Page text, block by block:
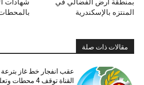
شهادات
بمنطقة أرض الفضالي في
المنتزه بالإسكندرية
مقالات ذات صلة
عقب انفجار خط غاز بترعة
القناة توقف 4